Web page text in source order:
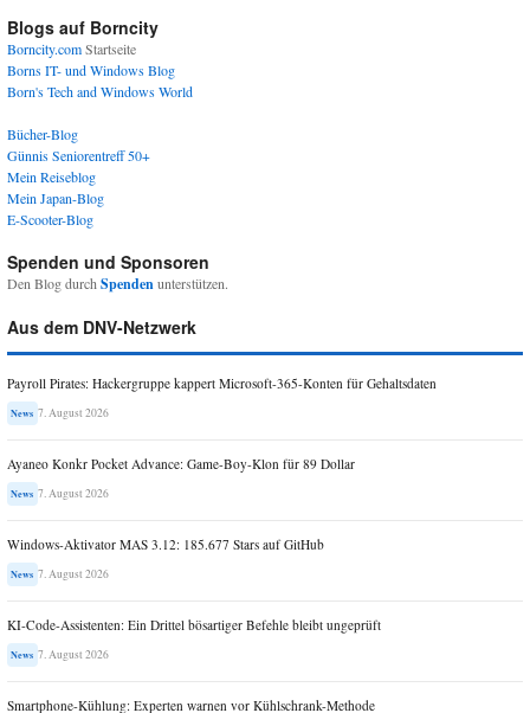
Blogs auf Borncity
Borncity.comStartseite
Borns IT- und Windows Blog
Born's Tech and Windows World
Bücher-Blog
Günnis Seniorentreff 50+
Mein Reiseblog
Mein Japan-Blog
E-Scooter-Blog
Spenden und Sponsoren
Den Blog durch Spendenunterstützen.
Aus dem DNV-Netzwerk
Payroll Pirates: Hackergruppe kappert Microsoft-365-Konten für Gehaltsdaten
News 7. August 2026
Ayaneo Konkr Pocket Advance: Game-Boy-Klon für 89 Dollar
News 7. August 2026
Windows-Aktivator MAS 3.12: 185.677 Stars auf GitHub
News 7. August 2026
KI-Code-Assistenten: Ein Drittel bösartiger Befehle bleibt ungeprüft
News 7. August 2026
Smartphone-Kühlung: Experten warnen vor Kühlschrank-Methode